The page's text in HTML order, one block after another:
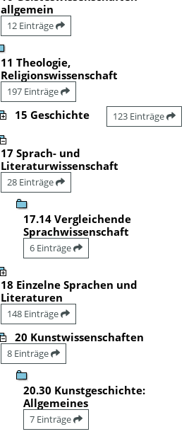
allgemein
12 Einträge
11 Theologie,
Religionswissenschaft
197 Einträge
15 Geschichte 123 Einträge
17 Sprach- und
Literaturwissenschaft
28 Einträge
17.14 Vergleichende
Sprachwissenschaft
6 Einträge
18 Einzelne Sprachen und
Literaturen
148 Einträge
20 Kunstwissenschaften
8 Einträge
20.30 Kunstgeschichte:
Allgemeines
7 Einträge